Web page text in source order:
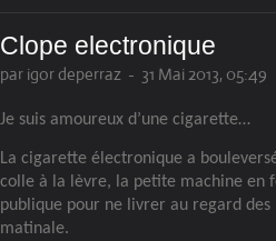
Clope electronique
par igor deperraz - 31 Mai 2013, 05:49
Je suis amoureux d’une cigarette…
La cigarette électronique a
colle à la lèvre, la petite machine en
publique pour ne livrer au regard des
matinale.